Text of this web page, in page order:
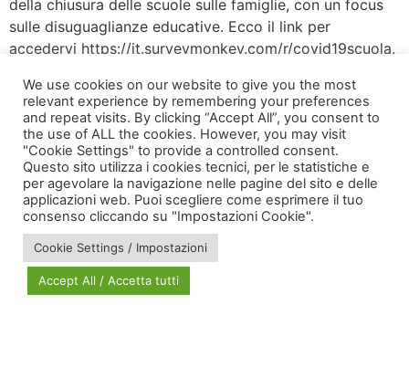
della chiusura delle scuole sulle famiglie, con un focus
sulle disuguaglianze educative. Ecco il link per
accedervi https://it.surveymonkey.com/r/covid19scuola.
via Bonardi, 3
20133 Milano
Open in Maps
We use cookies on our website to give you the most
relevant experience by remembering your preferences
and repeat visits. By clicking “Accept All”, you consent to
the use of ALL the cookies. However, you may visit
"Cookie Settings" to provide a controlled consent.
Questo sito utilizza i cookies tecnici, per le statistiche e
per agevolare la navigazione nelle pagine del sito e delle
applicazioni web. Puoi scegliere come esprimere il tuo
consenso cliccando su "Impostazioni Cookie".
Cookie Settings / Impostazioni
Accept All / Accetta tutti